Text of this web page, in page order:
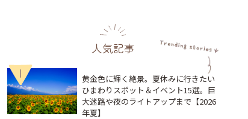
人気記事
1
黄金色に輝く絶景。夏休みに行きたい
ひまわりスポット＆イベント15選。巨
大迷路や夜のライトアップまで【2026
年夏】